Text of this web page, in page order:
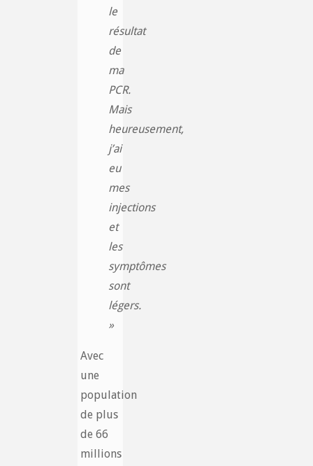
le
résultat
de
ma
PCR.
Mais
heureusement,
j’ai
eu
mes
injections
et
les
symptômes
sont
légers.
»
Avec
une
population
de plus
de 66
millions